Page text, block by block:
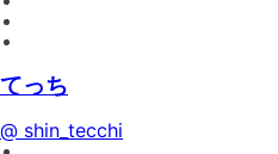
てっち
@ shin_tecchi